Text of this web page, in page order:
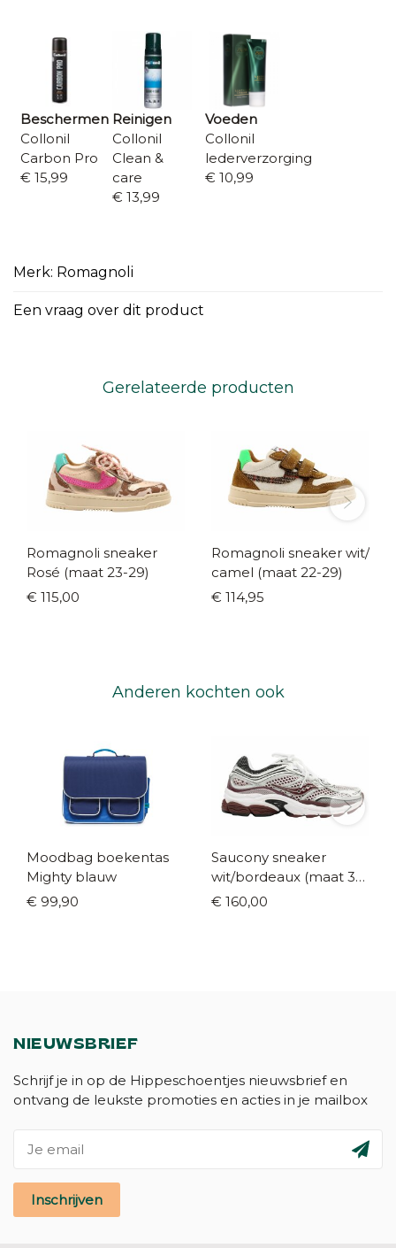
Beschermen
Collonil
Carbon Pro
€ 15,99
Reinigen
Collonil
Clean &
care
€ 13,99
Voeden
Collonil
lederverzorging
€ 10,99
Merk: Romagnoli
Een vraag over dit product
Gerelateerde producten
Romagnoli sneaker
Rosé (maat 23-29)
€ 115,00
Romagnoli sneaker wit/
camel (maat 22-29)
€ 114,95
Anderen kochten ook
Moodbag boekentas
Mighty blauw
€ 99,90
Saucony sneaker
wit/bordeaux (maat 35-
42)
€ 160,00
NIEUWSBRIEF
Schrijf je in op de Hippeschoentjes nieuwsbrief en
ontvang de leukste promoties en acties in je mailbox
Inschrijven